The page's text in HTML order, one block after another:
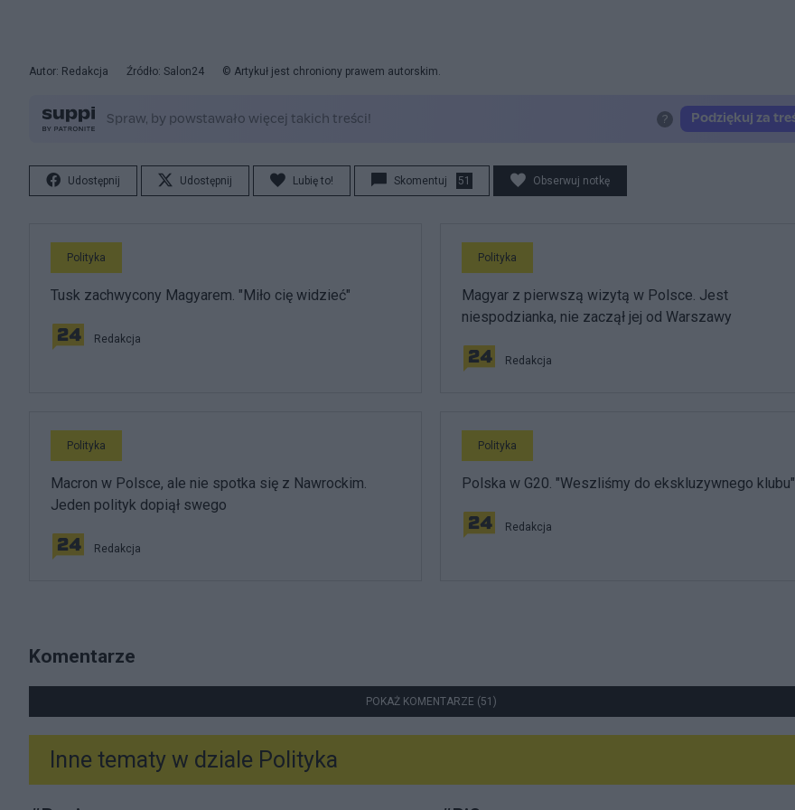
Autor: Redakcja Źródło: Salon24 © Artykuł jest chroniony prawem autorskim.
Udostępnij Udostępnij Lubię to! Skomentuj 51 Obserwuj notkę
Polityka
Tusk zachwycony Magyarem. "Miło cię widzieć"
Redakcja
Polityka
Magyar z pierwszą wizytą w Polsce. Jest
niespodzianka, nie zaczął jej od Warszawy
Redakcja
Polityka
Macron w Polsce, ale nie spotka się z Nawrockim.
Jeden polityk dopiął swego
Redakcja
Polityka
Polska w G20. "Weszliśmy do ekskluzywnego klubu"
Redakcja
Komentarze
POKAŻ KOMENTARZE (51)
Inne tematy w dziale Polityka